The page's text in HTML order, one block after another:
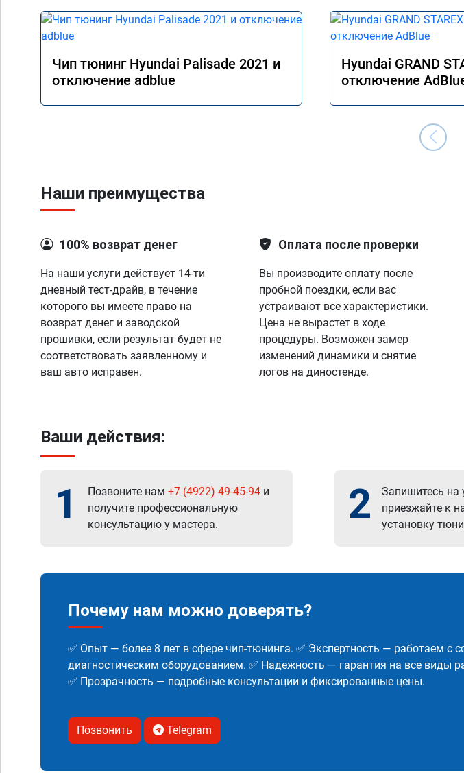
Чип тюнинг Hyundai Palisade 2021 и
отключение adblue
Hyundai GRAND
отключение
Наши преимущества
100% возврат денег
На наши услуги действует 14-ти
дневный тест-драйв, в течение
которого вы имеете право на
возврат денег и заводской
прошивки, если результат будет не
соответствовать заявленному и
ваш авто исправен.
Оплата после проверки
Вы производите оплату после
пробной поездки, если вас
устраивают все характеристики.
Цена не вырастет в ходе
процедуры. Возможен замер
изменений динамики и снятие
логов на диностенде.
Ваши действия:
1 Позвоните нам +7 (4922) 49-45-94 и
получите профессиональную
консультацию у мастера.
2
Запишитесь на
приезжайте к
установку
Почему нам можно доверять?
✅ Опыт — более 8 лет в сфере чип-тюнинга. ✅ Экспертность — работаем с
диагностическим оборудованием. ✅ Надежность — гарантия на все виды
✅ Прозрачность — подробные консультации и фиксированные цены.
Позвонить Telegram